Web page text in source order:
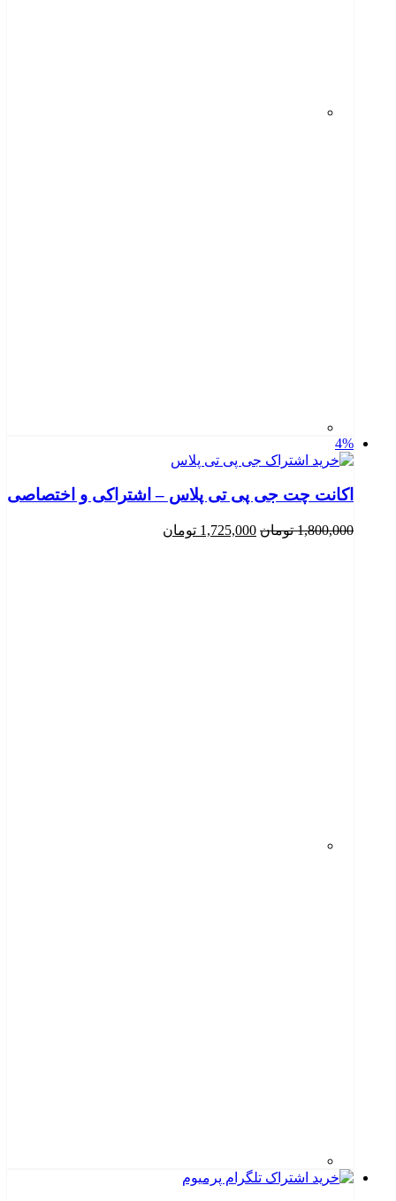
4%
اکانت چت جی پی تی پلاس – اشتراکی و اختصاصی
1,800,000 تومان قیمت
1,725,000 تومان